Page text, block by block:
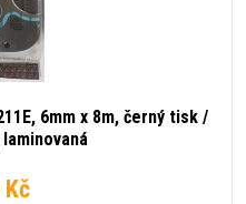
6mm x 8m, černý tisk /
Kč